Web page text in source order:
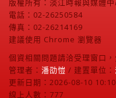
電話：02-26250584
傳真：02-26214169
建議使用 Chrome 瀏覽器
個資相關問題請洽受理窗口
管理者： 潘劭愷 / 建置單位：
更新日期：2026-08-10
線上人數：777